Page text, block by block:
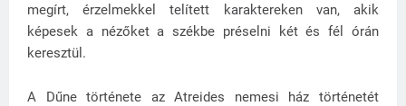
megírt, érzelmekkel telített karaktereken van, akik
képesek a nézőket a székbe préselni két és fél órán
keresztül.
A Dűne története az Atreides nemesi ház történetét